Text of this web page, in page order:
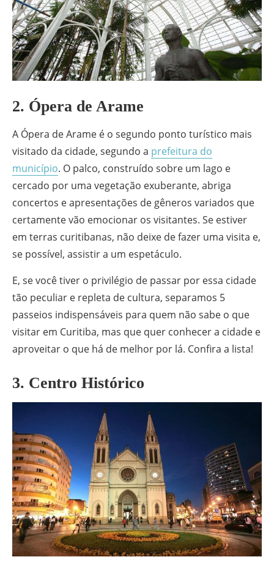
2. Ópera de Arame
A Ópera de Arame é o segundo ponto turístico mais
visitado da cidade, segundo a prefeitura do
município. O palco, construído sobre um lago e
cercado por uma vegetação exuberante, abriga
concertos e apresentações de gêneros variados que
certamente vão emocionar os visitantes. Se estiver
em terras curitibanas, não deixe de fazer uma visita e,
se possível, assistir a um espetáculo.
E, se você tiver o privilégio de passar por essa cidade
tão peculiar e repleta de cultura, separamos 5
passeios indispensáveis para quem não sabe o que
visitar em Curitiba, mas que quer conhecer a cidade e
aproveitar o que há de melhor por lá. Confira a lista!
3. Centro Histórico